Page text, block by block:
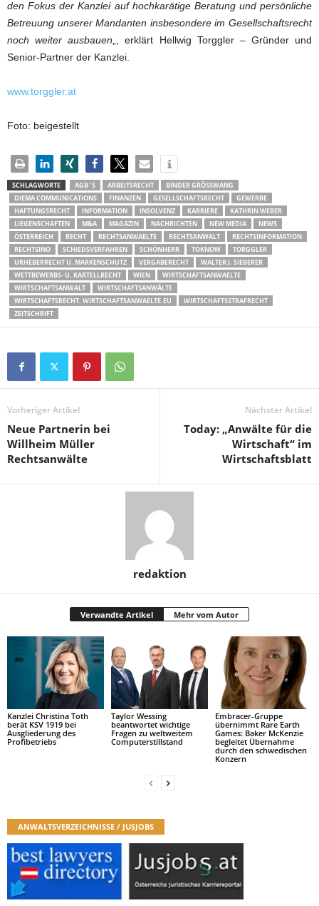
den Fokus der Kanzlei auf hochkarätige Beratung und persönliche
Betreuung unserer Mandanten insbesondere im Gesellschaftsrecht
noch weiter ausbauen„, erklärt Hellwig Torggler – Gründer und
Senior-Partner der Kanzlei.
www.torggler.at
Foto: beigestellt
SCHLAGWORTE AGB´S ARBEITSRECHT
BINDER GRÖSSWANG
DIEMA COMMUNICATIONS
FINANZEN GESELLSCHAFTSRECHT
GEWERBE
HAFTUNGSRECHT
INFORMATION INSOLVENZ KARRIERE
KATHRIN WEBER
LIEGENSCHAFTEN
M&A MAGAZIN NACHRICHTEN NEW MEDIA
NEWS
ÖSTERREICH
RECHT RECHTSANWAELTE RECHTSANWALT
RECHTSINFORMATION
RECHTSINO
SCHIEDSVERFAHREN SCHÖNHERR TOKNOW
TORGGLER
URHEBERRECHT U. MARKENSCHUTZ
VERGABERECHT
WALTER J. SIEBERER
WETTBEWERBS- U. KARTELLRECHT
WIEN
WIRTSCHAFTSANWAELTE
WIRTSCHAFTSANWALT
WIRTSCHAFTSANWÄLTE
WIRTSCHAFTSRECHT. WIRTSCHAFTSANWAELTE.EU
WIRTSCHAFTSSTRAFRECHT
ZEITSCHRIFT
Vorheriger Artikel
Neue Partnerin bei
Willheim Müller
Rechtsanwälte
Nächster Artikel
Today: „Anwälte für die
Wirtschaft“ im
Wirtschaftsblatt
redaktion
Verwandte Artikel Mehr vom Autor
Kanzlei Christina Toth
berät KSV 1919 bei
Ausgliederung des
Profibetriebs
Taylor Wessing
beantwortet wichtige
Fragen zu weltweitem
Computerstillstand
Embracer-Gruppe
übernimmt Rare Earth
Games: Baker McKenzie
begleitet Übernahme
durch den schwedischen
Konzern
ANWALTSVERZEICHNISSE / JUSJOBS